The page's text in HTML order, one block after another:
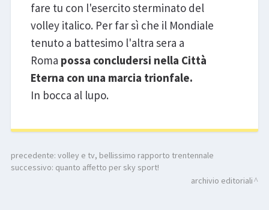
fare tu con l'esercito sterminato del
volley italico. Per far sì che il Mondiale
tenuto a battesimo l'altra sera a
Roma possa concludersi nella Città
Eterna con una marcia trionfale.
In bocca al lupo.
precedente: volley e tv, bellissimo rapporto trentennale
successivo: quanto affetto per sky sport!
archivio editoriali